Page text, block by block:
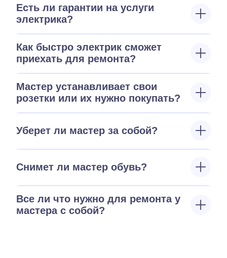
Есть ли гарантии на услуги
электрика?
Как быстро электрик сможет
приехать для ремонта?
Мастер устанавливает свои
розетки или их нужно покупать?
Уберет ли мастер за собой?
Снимет ли мастер обувь?
Все ли что нужно для ремонта у
мастера с собой?